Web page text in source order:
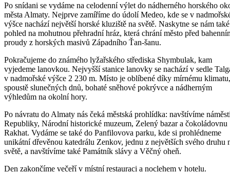
Po snídani se vydáme na celodenní výlet do nádherného horského
města Almaty. Nejprve zamíříme do údolí Medeo, kde se v
výšce nachází největší horské kluziště na světě. Naskytne se nám také
pohled na mohutnou přehradní hráz, která chrání město před
proudy z horských masivů Západního Ťan-šanu.
Pokračujeme do známého lyžařského střediska Shymbulak, kam
vyjedeme lanovkou. Nejvyšší stanice lanovky se nachází v sedle
v nadmořské výšce 2 230 m. Místo je oblíbené díky mírnému klimatu,
spoustě slunečných dnů, bohaté sněhové pokrývce a nádherným
výhledům na okolní hory.
Po návratu do Almaty nás čeká městská prohlídka: navštívíme
Republiky, Národní historické muzeum, Zelený bazar a čokoládovnu
Rakhat. Vydáme se také do Panfilovova parku, kde si prohlédneme
unikátní dřevěnou katedrálu Zenkov, jednu z největších svého druhu
světě, a navštívíme také Památník slávy a Věčný oheň.
Den zakončíme večeří v místní restauraci a noclehem v hotelu.